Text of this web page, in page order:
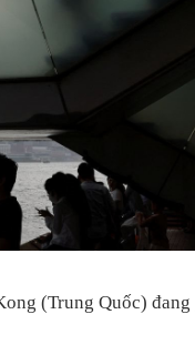
(Trung Quốc) đang